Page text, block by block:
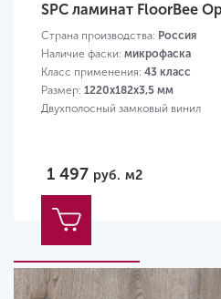
SPC ламинат FloorBee
Страна производства: Россия
Наличие фаски: микрофаска
Класс применения: 43 класс
Размер: 1220х182х3,5 мм
Двухполосный замковый винил
1 497 руб. м2